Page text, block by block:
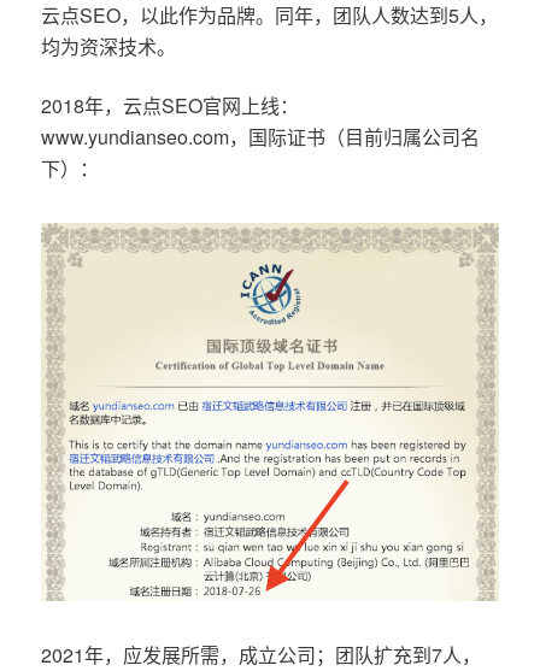
云点SEO，以此作为品牌。同年，团队人数达到5人，
均为资深技术。
2018年，云点SEO官网上线：
www.yundianseo.com，国际证书（目前归属公司名
下）：
2021年，应发展所需，成立公司；团队扩充到7人，